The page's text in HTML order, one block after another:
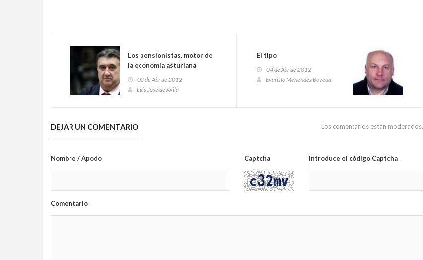
Los pensionistas, motor de
la economía asturiana
02 de Abr de 2012
Luis José de Ávila
El tipo
04 de Abr de 2012
Evaristo Menéndez Bóveda
DEJAR UN COMENTARIO Los comentarios están moderados.
Nombre / Apodo Captcha Introduce el código Captcha
Comentario